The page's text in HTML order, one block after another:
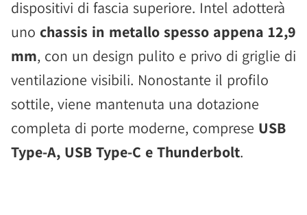
dispositivi di fascia superiore. Intel adotterà
uno chassis in metallo spesso appena 12,9
mm, con un design pulito e privo di griglie di
ventilazione visibili. Nonostante il profilo
sottile, viene mantenuta una dotazione
completa di porte moderne, comprese USB
Type-A, USB Type-C e Thunderbolt.